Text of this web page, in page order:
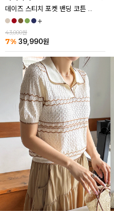
데이즈 스티치 포켓 밴딩 코튼 반바지
43,000원
7% 39,990원